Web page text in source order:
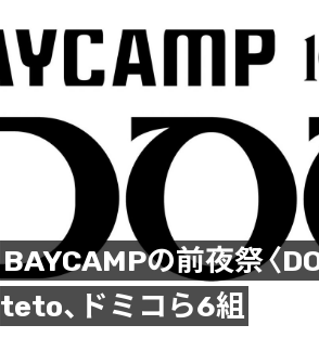
BAYCAMPの前夜祭〈
teto、ドミコら6組